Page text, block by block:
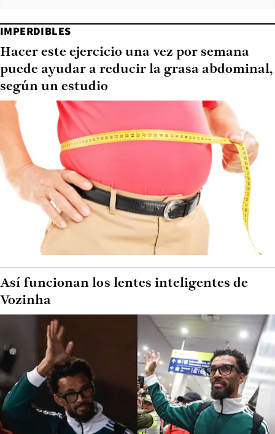
IMPERDIBLES
Hacer este ejercicio una vez por semana
puede ayudar a reducir la grasa abdominal,
según un estudio
Así funcionan los lentes inteligentes de
Vozinha